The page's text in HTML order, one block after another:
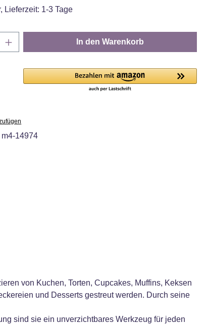
Lieferzeit: 1-3 Tage
Gib den gewünschten Wert ein
In den Warenkorb
m4-14974
von Kuchen, Torten, Cupcakes, Muffins, Keksen
und Desserts gestreut werden. Durch seine
sind sie ein unverzichtbares Werkzeug für jeden